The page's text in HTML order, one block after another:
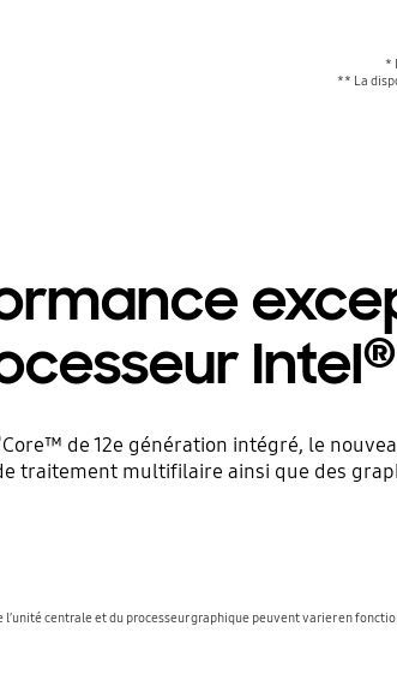
*
** La
Intel®
Core™ de 12e génération intégré, le
traitement multifilaire ainsi que des
centrale et du processeur graphique peuvent varier en